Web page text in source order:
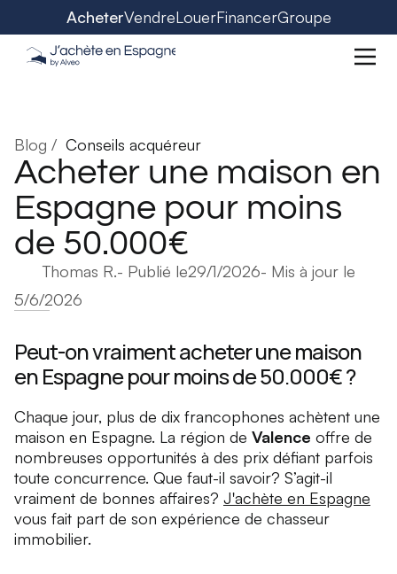
AcheterVendreLouerFinancerGroupe
Blog / Conseils acquéreur
Acheter une maison en
Espagne pour moins
de 50.000€
Thomas R.- Publié le29/1/2026- Mis à jour le
5/6/2026
Peut-on vraiment acheter une maison
en Espagne pour moins de 50.000€ ?
Chaque jour, plus de dix francophones achètent une
maison en Espagne. La région de Valence offre de
nombreuses opportunités à des prix défiant parfois
toute concurrence. Que faut-il savoir? S’agit-il
vraiment de bonnes affaires? J'achète en Espagne
vous fait part de son expérience de chasseur
immobilier.